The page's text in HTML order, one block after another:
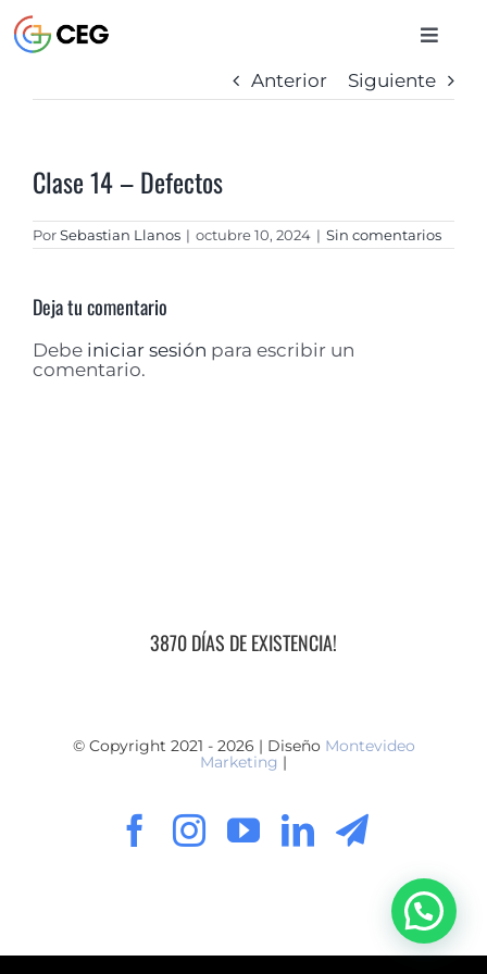
al
contenido
Toggle
INICIO
CURSOS
CONTACTO
Anterior Siguiente
Clase 14 – Defectos
PorSebastian Llanos | octubre 10, 2024 | Sin comentarios
Deja tu comentario
Debe iniciar sesión para escribir un
comentario.
3870 DÍAS DE EXISTENCIA!
© Copyright 2021 - 2026 | Diseño Montevideo
Marketing |